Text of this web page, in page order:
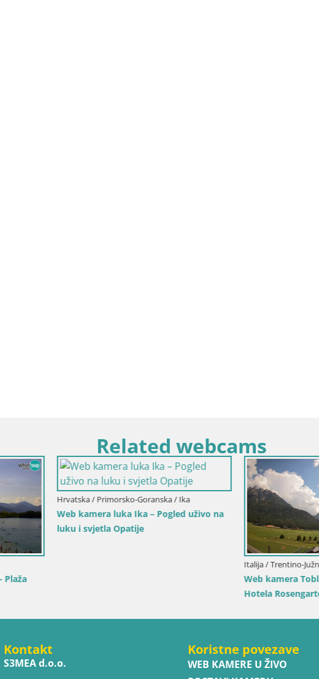
Related webcams
Hrvatska / Primorsko-Goranska / Ika
Web kamera luka Ika – Pogled uživo na
luku i svjetla Opatije
Italija / Trentino-Južni Tirol / Toblach
Web kamera Toblach Dolomiti
Hotela Rosengarten
Kontakt
S3MEA d.o.o.
Koristne povezave
WEB KAMERE U ŽIVO